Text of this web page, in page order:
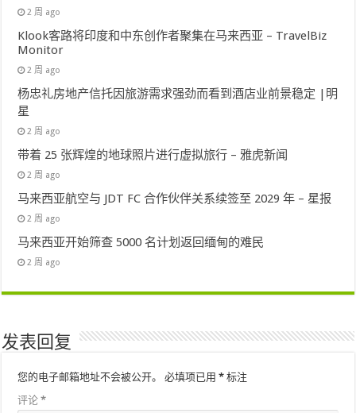
2 周 ago
Klook客路将印度和中东创作者聚集在马来西亚 – TravelBiz
Monitor
2 周 ago
杨忠礼房地产信托因旅游需求强劲而看到酒店业前景稳定 |明
星
2 周 ago
带着 25 张辉煌的地球照片进行虚拟旅行 – 雅虎新闻
2 周 ago
马来西亚航空与 JDT FC 合作伙伴关系续签至 2029 年 – 星报
2 周 ago
马来西亚开始筛查 5000 名计划返回缅甸的难民
2 周 ago
发表回复
您的电子邮箱地址不会被公开。 必填项已用* 标注
评论*